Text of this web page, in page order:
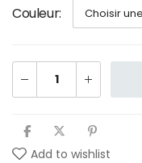
Couleur
Add to wishlist